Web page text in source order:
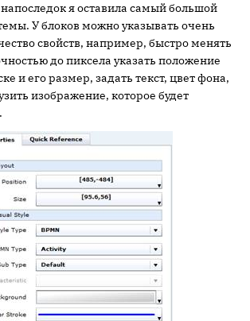
я оставила самый большой
У блоков можно указывать очень
свойств, например, быстро менять
до пиксела указать положение
и его размер, задать текст, цвет фона,
изображение, которое будет